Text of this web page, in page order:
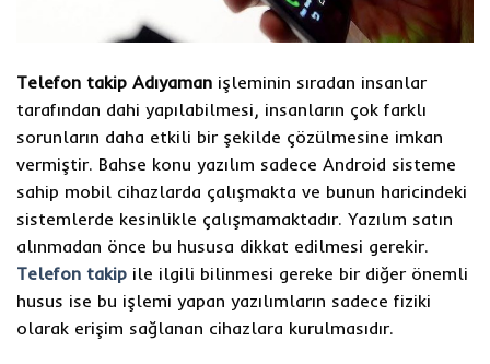
Telefon takip Adıyaman işleminin sıradan insanlar
tarafından dahi yapılabilmesi, insanların çok farklı
sorunların daha etkili bir şekilde çözülmesine imkan
vermiştir. Bahse konu yazılım sadece Android sisteme
sahip mobil cihazlarda çalışmakta ve bunun haricindeki
sistemlerde kesinlikle çalışmamaktadır. Yazılım satın
alınmadan önce bu hususa dikkat edilmesi gerekir.
Telefon takip ile ilgili bilinmesi gereke bir diğer önemli
husus ise bu işlemi yapan yazılımların sadece fiziki
olarak erişim sağlanan cihazlara kurulmasıdır.